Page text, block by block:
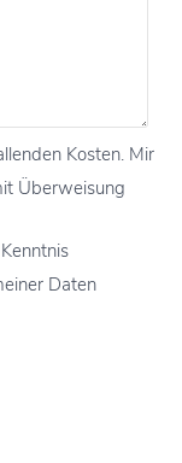
Kosten. Mir
Überweisung
Daten